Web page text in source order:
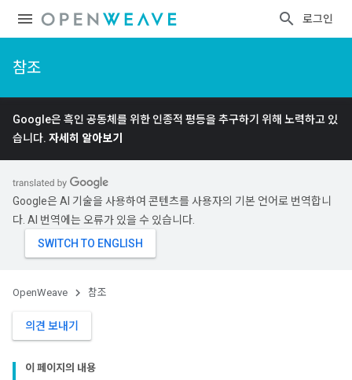
로그인
참조
Google은 흑인 공동체를 위한 인종적 평등을 추구하기 위해 노력하고 있
습니다. 자세히 알아보기
Google은 AI 기술을 사용하여 콘텐츠를 사용자의 기본 언어로 번역합니
다. AI 번역에는 오류가 있을 수 있습니다.
OpenWeave 참조
의견 보내기
이 페이지의 내용